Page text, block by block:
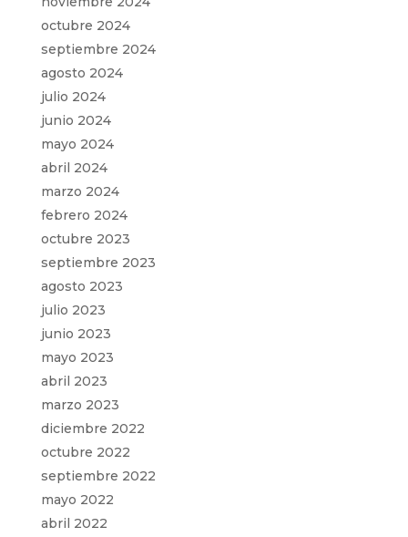
octubre 2024
septiembre 2024
agosto 2024
julio 2024
junio 2024
mayo 2024
abril 2024
marzo 2024
febrero 2024
octubre 2023
septiembre 2023
agosto 2023
julio 2023
junio 2023
mayo 2023
abril 2023
marzo 2023
diciembre 2022
octubre 2022
septiembre 2022
mayo 2022
abril 2022